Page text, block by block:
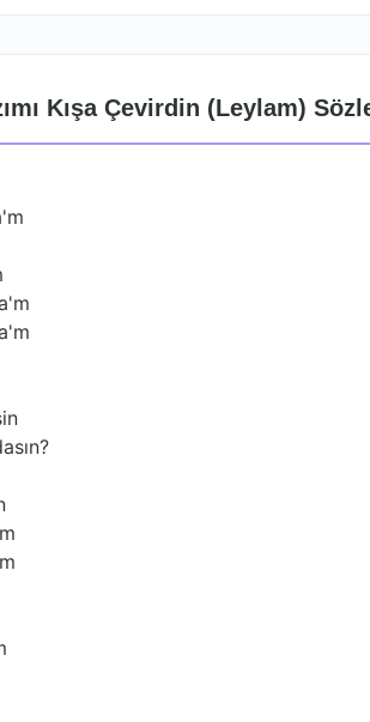
Kışa Çevirdin (Leylam)